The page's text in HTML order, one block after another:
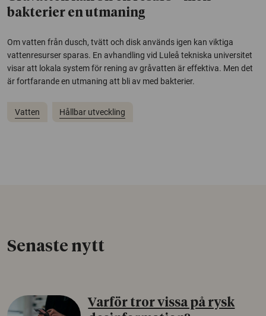
bakterier en utmaning
Om vatten från dusch, tvätt och disk används igen kan viktiga
vattenresurser sparas. En avhandling vid Luleå tekniska universitet
visar att lokala system för rening av gråvatten är effektiva. Men det
är fortfarande en utmaning att bli av med bakterier.
Vatten Hållbar utveckling
Senaste nytt
Varför tror vissa på rysk